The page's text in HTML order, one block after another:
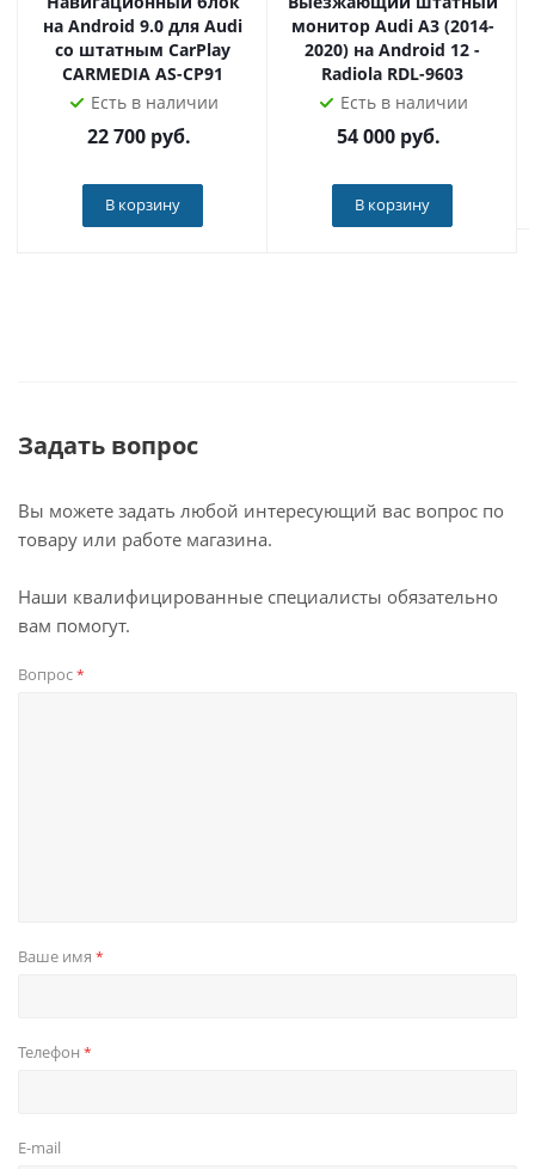
➕Официальная гарантия и техподдержка Radiola 12
месяцев. Сервисный центр в Москве.
➕Оборудование проверяется и готовится инженерами
Radiola под комплектацию вашего автомобиля перед
продажей.
➕Установка в сертифицированных установочных
центрах не влияет на гарантию на ваш автомобиль.
➕У вас имеются законные 14 дней на проверку
на Android 9.0 для Audi
со штатным CarPlay
CARMEDIA AS-CP91
Есть в наличии
22 700руб.
В корзину
монитор Audi A3 (2014-
2020) на Android 12 -
Radiola RDL-9603
Есть в наличии
54 000руб.
В корзину
Задать вопрос
Вы можете задать любой интересующий вас вопрос по
товару или работе магазина.
Наши квалифицированные специалисты обязательно
вам помогут.
Вопрос*
Ваше имя *
Телефон *
E-mail